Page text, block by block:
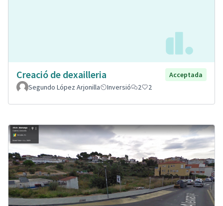
Creació de dexailleria
Acceptada
Segundo López Arjonilla
Inversió 2 2